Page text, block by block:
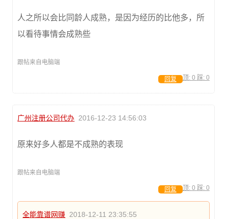
人之所以会比同龄人成熟，是因为经历的比他多，所
以看待事情会成熟些
跟帖来自电脑端
顶: 0 踩: 0
回复
广州注册公司代办 2016-12-23 14:56:03
原来好多人都是不成熟的表现
跟帖来自电脑端
顶: 0 踩: 0
回复
全能靠谱网赚 2018-12-11 23:35:55